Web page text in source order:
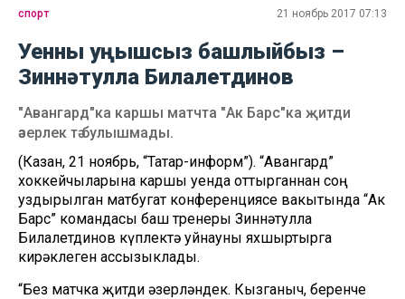
спорт 21 ноябрь 2017 07:13
Уенны уңышсыз башлыйбыз –
Зиннәтулла Билалетдинов
"Авангард"ка каршы матчта "Ак Барс"ка җитди
әзерлек тә булышмады.
(Казан, 21 ноябрь, “Татар-информ”). “Авангард”
хоккейчыларына каршы уенда оттырганнан соң
уздырылган матбугат конференциясе вакытында “Ак
Барс” командасы баш тренеры Зиннәтулла
Билалетдинов күплектә уйнауны яхшыртырга
кирәклеген ассызыклады.
“Без матчка җитди әзерләндек. Кызганыч, беренче